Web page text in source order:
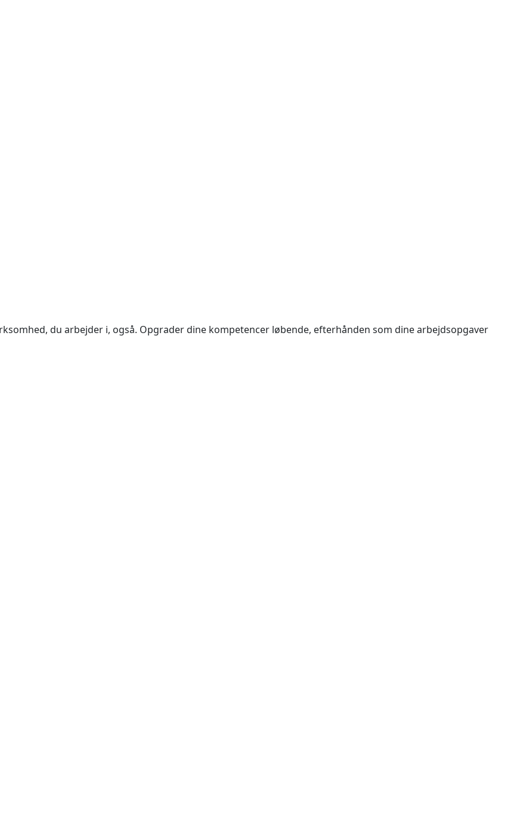
du arbejder i, også. Opgrader dine kompetencer løbende, efterhånden som dine arbejdsopgaver